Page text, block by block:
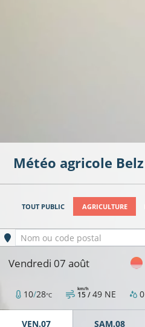
Météo agricole Belz
TOUT PUBLIC AGRICULTURE
Ville sélectionnée
Nom ou code postal
Vendredi 07 août
10/28°C 15 /
km/h 49 NE 0
VEN.07 SAM.08